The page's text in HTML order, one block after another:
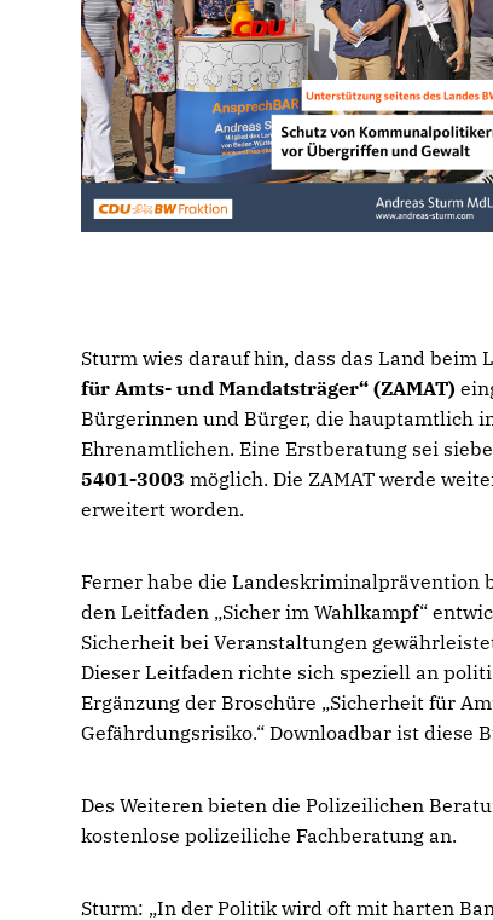
Sturm wies darauf hin, dass das Land
für Amts- und Mandatsträger“ (ZAMAT)
Bürgerinnen und Bürger, die hauptamtlich
Ehrenamtlichen. Eine Erstberatung sei
5401-3003 möglich. Die ZAMAT werde
erweitert worden.
Ferner habe die Landeskriminalprävention
den Leitfaden „Sicher im Wahlkampf“
Sicherheit bei Veranstaltungen
Dieser Leitfaden richte sich speziell an
Ergänzung der Broschüre „Sicherheit für
Gefährdungsrisiko.“ Downloadbar ist diese
Des Weiteren bieten die Polizeilichen
kostenlose polizeiliche Fachberatung an.
Sturm: „In der Politik wird oft mit harten